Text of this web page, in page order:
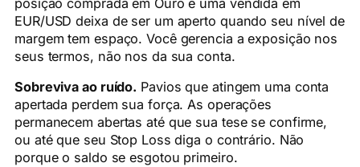
posição comprada em Ouro e uma vendida em
EUR/USD deixa de ser um aperto quando seu nível de
margem tem espaço. Você gerencia a exposição nos
seus termos, não nos da sua conta.
Sobreviva ao ruído. Pavios que atingem uma conta
apertada perdem sua força. As operações
permanecem abertas até que sua tese se confirme,
ou até que seu Stop Loss diga o contrário. Não
porque o saldo se esgotou primeiro.